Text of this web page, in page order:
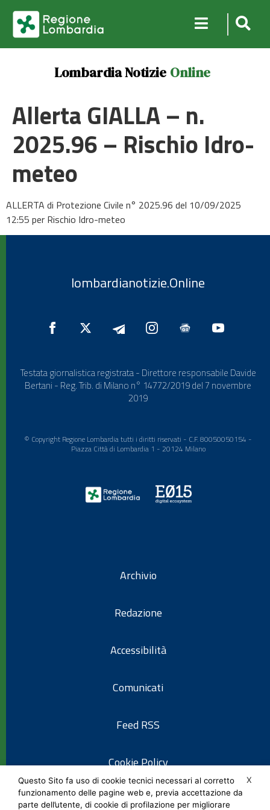
Lombardia Notizie Online
Allerta GIALLA – n.
2025.96 – Rischio Idro-
meteo
ALLERTA di Protezione Civile n° 2025.96 del 10/09/2025
12:55 per Rischio Idro-meteo
lombardianotizie.Online
Testata giornalistica registrata - Direttore responsabile Davide
Bertani - Reg. Trib. di Milano n° 14772/2019 del 7 novembre
2019
© Copyright Regione Lombardia tutti i diritti riservati - C.F. 80050050154 -
Piazza Città di Lombardia 1 - 20124 Milano
Archivio
Redazione
Accessibilità
Comunicati
Feed RSS
Cookie Policy
Informativa privacy
X
Questo Sito fa uso di cookie tecnici necessari al corretto
funzionamento delle pagine web e, previa accettazione da
parte dell’utente, di cookie di profilazione per migliorare